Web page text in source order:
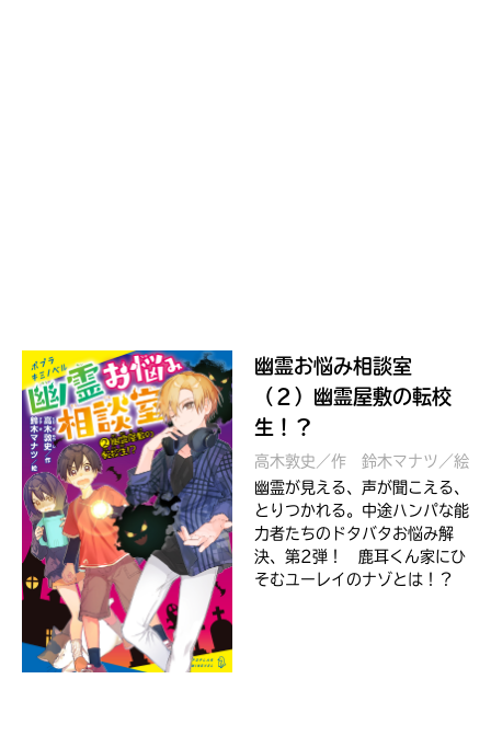
幽霊お悩み相談室
（２）幽霊屋敷の転校
生！？
高木敦史／作
鈴木マナツ／絵
幽霊が見える、声が聞こえる、
とりつかれる。中途ハンパな能
力者たちのドタバタお悩み解
決、第2弾！ 鹿耳くん家にひ
そむユーレイのナゾとは！？